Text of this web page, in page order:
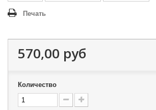
Печать
570,00 руб
Количество